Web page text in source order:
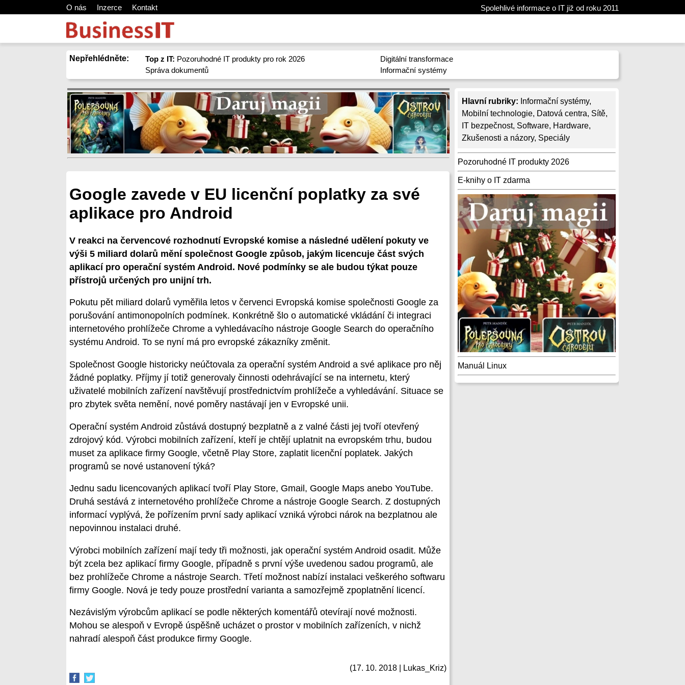
O nás Inzerce Kontakt Spolehlivé informace o IT již od roku 2011
Nepřehlédněte: Top z IT: Pozoruhodné IT produkty pro rok 2026
Správa dokumentů
Digitální transformace
Informační systémy
Hlavní rubriky: Informační systémy,
Mobilní technologie, Datová centra, Sítě,
IT bezpečnost, Software, Hardware,
Zkušenosti a názory, Speciály
Pozoruhodné IT produkty 2026
E-knihy o IT zdarma
Manuál Linux
Google zavede v EU licenční poplatky za své
aplikace pro Android
V reakci na červencové rozhodnutí Evropské komise a následné udělení pokuty ve
výši 5 miliard dolarů mění společnost Google způsob, jakým licencuje část svých
aplikací pro operační systém Android. Nové podmínky se ale budou týkat pouze
přístrojů určených pro unijní trh.
Pokutu pět miliard dolarů vyměřila letos v červenci Evropská komise společnosti Google za
porušování antimonopolních podmínek. Konkrétně šlo o automatické vkládání či integraci
internetového prohlížeče Chrome a vyhledávacího nástroje Google Search do operačního
systému Android. To se nyní má pro evropské zákazníky změnit.
Společnost Google historicky neúčtovala za operační systém Android a své aplikace pro něj
žádné poplatky. Příjmy jí totiž generovaly činnosti odehrávající se na internetu, který
uživatelé mobilních zařízení navštěvují prostřednictvím prohlížeče a vyhledávání. Situace se
pro zbytek světa nemění, nové poměry nastávají jen v Evropské unii.
Operační systém Android zůstává dostupný bezplatně a z valné části jej tvoří otevřený
zdrojový kód. Výrobci mobilních zařízení, kteří je chtějí uplatnit na evropském trhu, budou
muset za aplikace firmy Google, včetně Play Store, zaplatit licenční poplatek. Jakých
programů se nové ustanovení týká?
Jednu sadu licencovaných aplikací tvoří Play Store, Gmail, Google Maps anebo YouTube.
Druhá sestává z internetového prohlížeče Chrome a nástroje Google Search. Z dostupných
informací vyplývá, že pořízením první sady aplikací vzniká výrobci nárok na bezplatnou ale
nepovinnou instalaci druhé.
Výrobci mobilních zařízení mají tedy tři možnosti, jak operační systém Android osadit. Může
být zcela bez aplikací firmy Google, případně s první výše uvedenou sadou programů, ale
bez prohlížeče Chrome a nástroje Search. Třetí možnost nabízí instalaci veškerého softwaru
firmy Google. Nová je tedy pouze prostřední varianta a samozřejmě zpoplatnění licencí.
Nezávislým výrobcům aplikací se podle některých komentářů otevírají nové možnosti.
Mohou se alespoň v Evropě úspěšně ucházet o prostor v mobilních zařízeních, v nichž
nahradí alespoň část produkce firmy Google.
(17. 10. 2018 | Lukas_Kriz)